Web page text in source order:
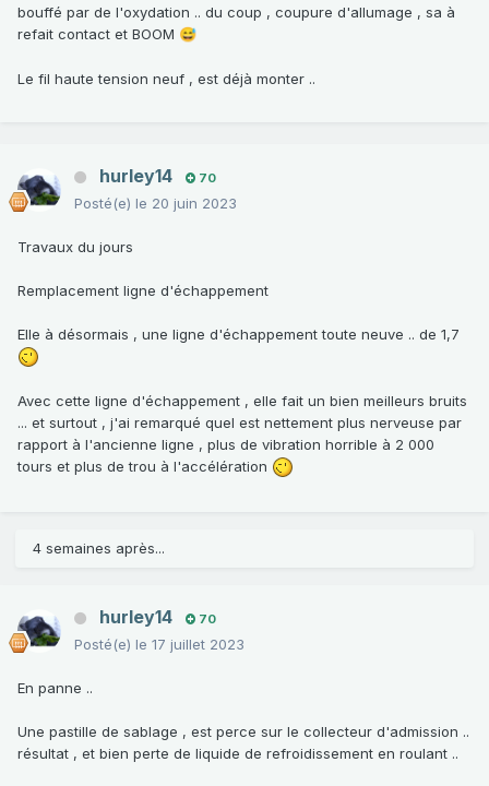
bouffé par de l'oxydation .. du coup , coupure d'allumage , sa à
refait contact et BOOM 😅
Le fil haute tension neuf , est déjà monter ..
hurley14 70
Posté(e) le 20 juin 2023
Travaux du jours
Remplacement ligne d'échappement
Elle à désormais , une ligne d'échappement toute neuve .. de 1,7
Avec cette ligne d'échappement , elle fait un bien meilleurs bruits
... et surtout , j'ai remarqué quel est nettement plus nerveuse par
rapport à l'ancienne ligne , plus de vibration horrible à 2 000
tours et plus de trou à l'accélération
4 semaines après...
hurley14 70
Posté(e) le 17 juillet 2023
En panne ..
Une pastille de sablage , est perce sur le collecteur d'admission ..
résultat , et bien perte de liquide de refroidissement en roulant ..